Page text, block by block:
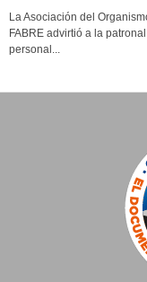
La Asociación del
FABRE advirtió a la
personal...